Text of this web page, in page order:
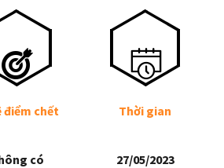
điểm chết
có
Thời gian
27/05/2023